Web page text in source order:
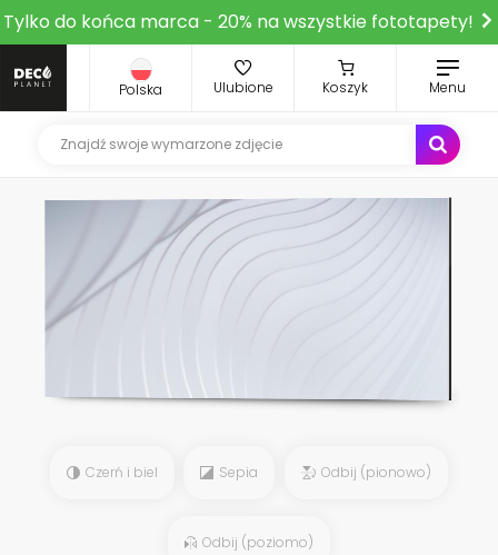
Tylko do końca marca - 20% na wszystkie fototapety!
Polska Ulubione Koszyk Menu
Czerń i biel Sepia Odbij (pionowo)
Odbij (poziomo)